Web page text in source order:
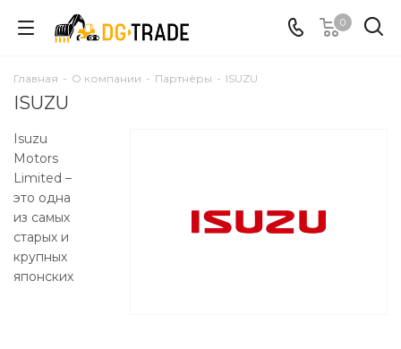
0
Главная - О компании - Партнёры - ISUZU
ISUZU
Isuzu
Motors
Limited –
это одна
из самых
старых и
крупных
японских